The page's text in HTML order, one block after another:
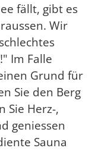
fällt, gibt es
Wir
Im Falle
Grund für
Sie den Berg
Sie Herz-,
geniessen
Sauna